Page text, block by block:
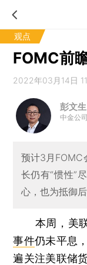
观点
FOMC前
2022年03月14日
彭文生
中金公
预计3月FOMC
长仍有“惯性”
心，也为抵御
本周，美联
事件仍未平息
遍关注美联储